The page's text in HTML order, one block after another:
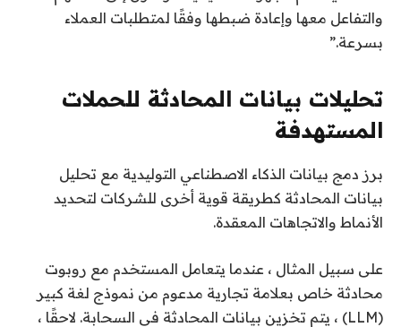
والتفاعل معها وإعادة ضبطها وفقًا لمتطلبات العملاء
بسرعة.”
تحليلات بيانات المحادثة للحملات
المستهدفة
برز دمج بيانات الذكاء الاصطناعي التوليدية مع تحليل
بيانات المحادثة كطريقة قوية أخرى للشركات لتحديد
الأنماط والاتجاهات المعقدة.
على سبيل المثال ، عندما يتعامل المستخدم مع روبوت
محادثة خاص بعلامة تجارية مدعوم من نموذج لغة كبير
(LLM) ، يتم تخزين بيانات المحادثة في السحابة. لاحقًا ،